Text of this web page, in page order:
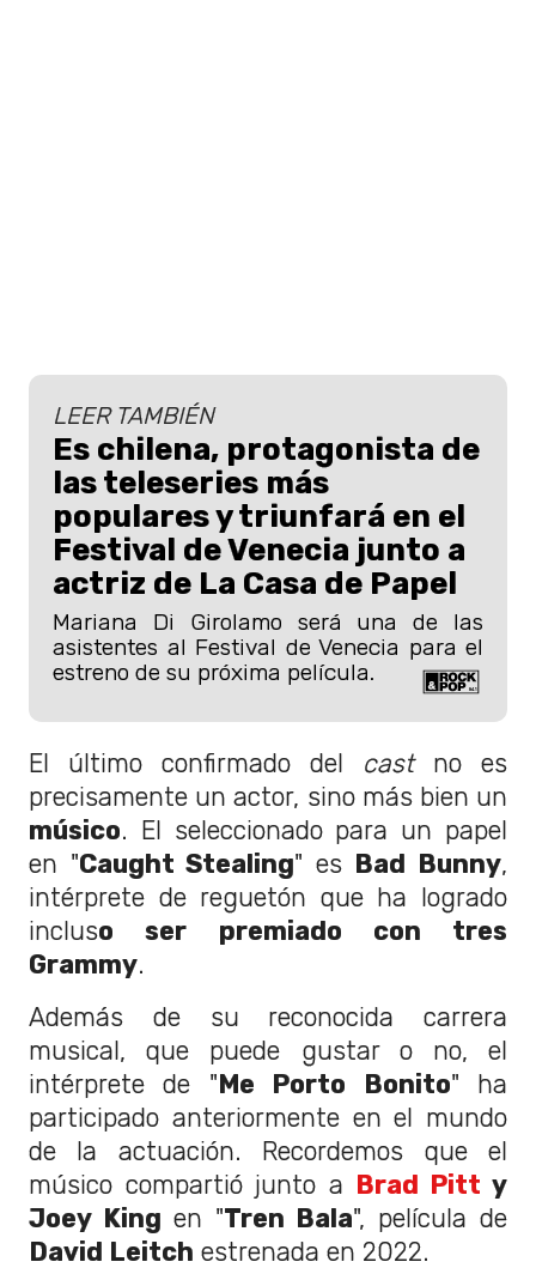
LEER TAMBIÉN
Es chilena, protagonista de
las teleseries más
populares y triunfará en el
Festival de Venecia junto a
actriz de La Casa de Papel
Mariana Di Girolamo será una de las
asistentes al Festival de Venecia para el
estreno de su próxima película.
El último confirmado del castno es
precisamente un actor, sino más bien un
músico. El seleccionado para un papel
en "Caught Stealing" es Bad Bunny,
intérprete de reguetón que ha logrado
incluso ser premiado con tres
Grammy.
Además de su reconocida carrera
musical, que puede gustar o no, el
intérprete de "Me Porto Bonito" ha
participado anteriormente en el mundo
de la actuación. Recordemos que el
músico compartió junto a Brad Pitt y
Joey King en "Tren Bala", película de
David Leitch estrenada en 2022.